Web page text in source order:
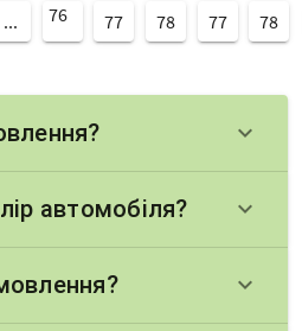
... 76 77 78 77 78
keyboard_arrow_down
автомобіля? keyboard_arrow_down
keyboard_arrow_down